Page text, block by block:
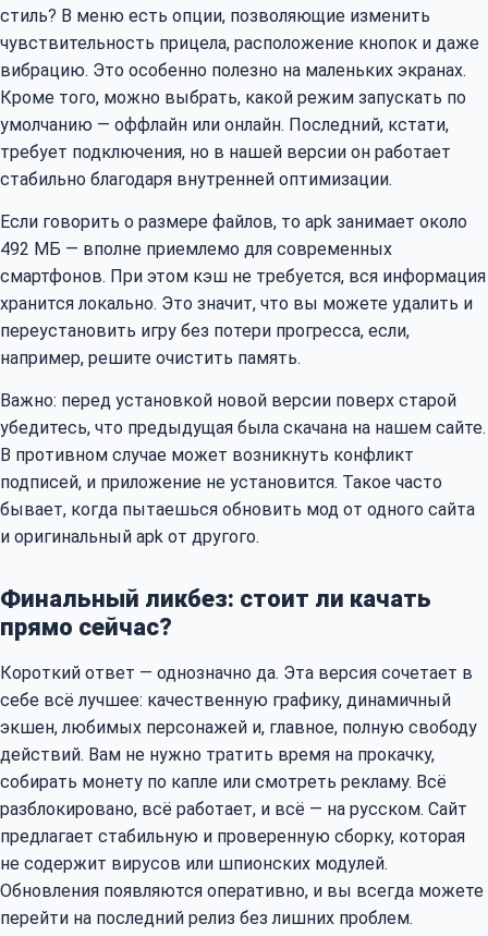
стиль? В меню есть опции, позволяющие изменить
чувствительность прицела, расположение кнопок и даже
вибрацию. Это особенно полезно на маленьких экранах.
Кроме того, можно выбрать, какой режим запускать по
умолчанию — оффлайн или онлайн. Последний, кстати,
требует подключения, но в нашей версии он работает
стабильно благодаря внутренней оптимизации.
Если говорить о размере файлов, то apk занимает около
492 МБ — вполне приемлемо для современных
смартфонов. При этом кэш не требуется, вся информация
хранится локально. Это значит, что вы можете удалить и
переустановить игру без потери прогресса, если,
например, решите очистить память.
Важно: перед установкой новой версии поверх старой
убедитесь, что предыдущая была скачана на нашем сайте.
В противном случае может возникнуть конфликт
подписей, и приложение не установится. Такое часто
бывает, когда пытаешься обновить мод от одного сайта
и оригинальный apk от другого.
Финальный ликбез: стоит ли качать
прямо сейчас?
Короткий ответ — однозначно да. Эта версия сочетает в
себе всё лучшее: качественную графику, динамичный
экшен, любимых персонажей и, главное, полную свободу
действий. Вам не нужно тратить время на прокачку,
собирать монету по капле или смотреть рекламу. Всё
разблокировано, всё работает, и всё — на русском. Сайт
предлагает стабильную и проверенную сборку, которая
не содержит вирусов или шпионских модулей.
Обновления появляются оперативно, и вы всегда можете
перейти на последний релиз без лишних проблем.